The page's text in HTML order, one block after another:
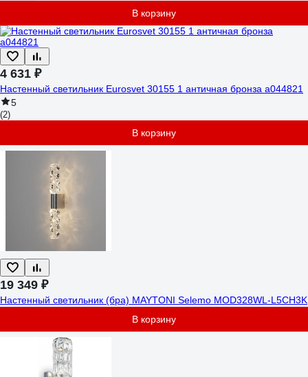
В корзину
4 631 ₽
Настенный светильник Eurosvet 30155 1 античная бронза a044821
5
(2)
В корзину
19 349 ₽
Настенный светильник (бра) MAYTONI Selemo MOD328WL-L5CH3K
В корзину